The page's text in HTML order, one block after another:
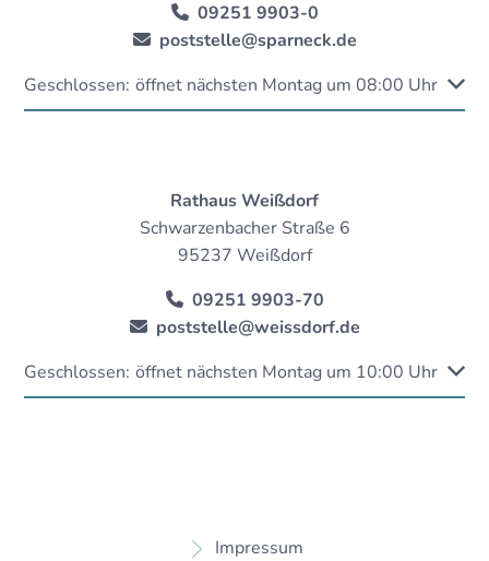
09251 9903-0
poststelle@sparneck.de
Klicken, um weitere Öffnungs- oder Schließzeiten
Geschlossen: öffnet nächsten Montag um 08:00 Uhr
Rathaus Weißdorf
Schwarzenbacher Straße 6
95237 Weißdorf
09251 9903-70
poststelle@weissdorf.de
Klicken, um weitere Öffnungs- oder Schließzeiten
Geschlossen: öffnet nächsten Montag um 10:00 Uhr
Impressum